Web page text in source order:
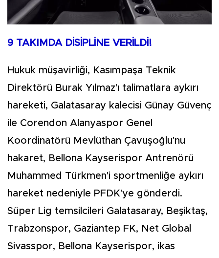
9 TAKIMDA DİSİPLİNE VERİLDİ!
Hukuk müşavirliği, Kasımpaşa Teknik
Direktörü Burak Yılmaz'ı talimatlara aykırı
hareketi, Galatasaray kalecisi Günay Güvenç
ile Corendon Alanyaspor Genel
Koordinatörü Mevlüthan Çavuşoğlu'nu
hakaret, Bellona Kayserispor Antrenörü
Muhammed Türkmen'i sportmenliğe aykırı
hareket nedeniyle PFDK'ye gönderdi.
Süper Lig temsilcileri Galatasaray, Beşiktaş,
Trabzonspor, Gaziantep FK, Net Global
Sivasspor, Bellona Kayserispor, ikas